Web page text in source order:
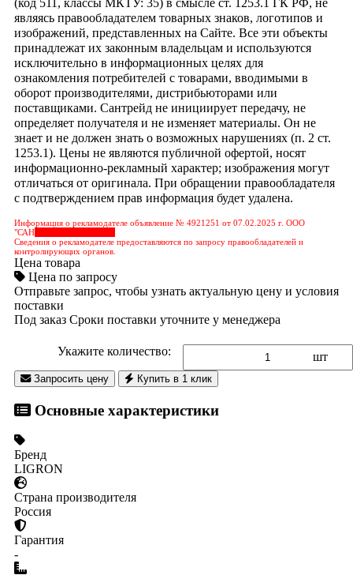
являясь правообладателем товарных знаков, логотипов и
изображений, представленных на Сайте. Все эти объекты
принадлежат их законным владельцам и используются
исключительно в информационных целях для
ознакомления потребителей с товарами, вводимыми в
оборот производителями, дистрибьюторами или
поставщиками. Сантрейд не инициирует передачу, не
определяет получателя и не изменяет материалы. Он не
знает и не должен знать о возможных нарушениях (п. 2 ст.
1253.1). Цены не являются публичной офертой, носят
информационно-рекламный характер; изображения могут
отличаться от оригинала. При обращении правообладателя
с подтверждением прав информация будет удалена.
Информация о рекламодателе объявление № 4921251 от 07.02.2025 г. ООО
"САН
Сведения о рекламодателе предоставляются по запросу правообладателей и
контролирующих органов.
Цена товара
Цена по запросу
Отправьте запрос, чтобы узнать актуальную цену и условия
поставки
Под заказ Сроки поставки уточните у менеджера
Укажите количество: шт
Запросить цену Купить в 1 клик
Основные характеристики
Бренд
LIGRON
Страна производителя
Россия
Гарантия
-